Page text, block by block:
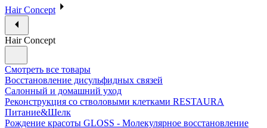
Hair Concept
Hair Concept
Смотреть все товары
Восстановление дисульфидных связей
Салонный и домашний уход
Реконструкция со стволовыми клетками RESTAURA
Питание&Шелк
Рождение красоты GLOSS - Молекулярное восстановление